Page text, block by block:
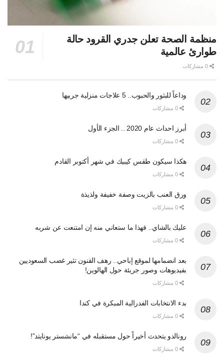
منظمة الصحة تعلن جدري القرود حالة
طوارئ عالمية
وداعاً للبثور والحبوب.. 5 علاجات منزلية جربيها
أبرز احداث عام 2020 .. الجزء الأول
هكذا سيكون طقس كيبيك في شهر أكتوبر القادم
ورق العنب بالزيت وصفة خفيفة ولذيذة
عليك بالشاي.. فهذا ما ستعاني منه إن امتنعت عن شربه
بعد انضمامها لموقع إباحي.. رهف القنون تثير غضب السعوديين
بفيديوهات وصور جريئة حول الهالوين!
بدء الانتخابات الفدرالية المبكرة في كندا
رونالدو يتحدث أخيراً حول مستقبله في “مانشستر يونايتد”!